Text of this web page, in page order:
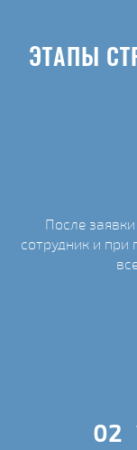
ЭТАПЫ
После
сотрудник и
02